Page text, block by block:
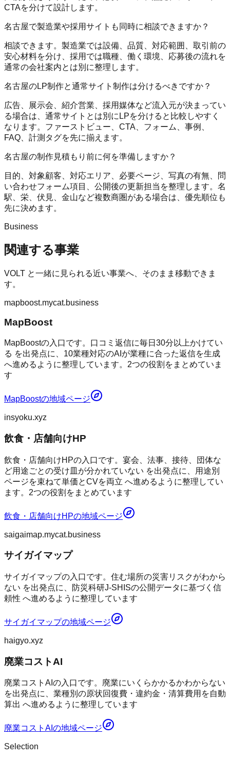
CTAを分けて設計します。
名古屋で製造業や採用サイトも同時に相談できますか？
相談できます。製造業では設備、品質、対応範囲、取引前の
安心材料を分け、採用では職種、働く環境、応募後の流れを
通常の会社案内とは別に整理します。
名古屋のLP制作と通常サイト制作は分けるべきですか？
広告、展示会、紹介営業、採用媒体など流入元が決まってい
る場合は、通常サイトとは別にLPを分けると比較しやすく
なります。ファーストビュー、CTA、フォーム、事例、
FAQ、計測タグを先に揃えます。
名古屋の制作見積もり前に何を準備しますか？
目的、対象顧客、対応エリア、必要ページ、写真の有無、問
い合わせフォーム項目、公開後の更新担当を整理します。名
駅、栄、伏見、金山など複数商圏がある場合は、優先順位も
先に決めます。
Business
関連する事業
VOLT と一緒に見られる近い事業へ、そのまま移動できま
す。
mapboost.mycat.business
MapBoost
MapBoostの入口です。口コミ返信に毎日30分以上かけてい
る を出発点に、10業種対応のAIが業種に合った返信を生成
へ進めるように整理しています。2つの役割をまとめていま
す
MapBoostの地域ページ
insyoku.xyz
飲食・店舗向けHP
飲食・店舗向けHPの入口です。宴会、法事、接待、団体な
ど用途ごとの受け皿が分かれていない を出発点に、用途別
ページを束ねて単価とCVを両立 へ進めるように整理してい
ます。2つの役割をまとめています
飲食・店舗向けHPの地域ページ
saigaimap.mycat.business
サイガイマップ
サイガイマップの入口です。住む場所の災害リスクがわから
ない を出発点に、防災科研J-SHISの公開データに基づく信
頼性 へ進めるように整理しています
サイガイマップの地域ページ
haigyo.xyz
廃業コストAI
廃業コストAIの入口です。廃業にいくらかかるかわからない
を出発点に、業種別の原状回復費・違約金・清算費用を自動
算出 へ進めるように整理しています
廃業コストAI の地域ページ
Selection